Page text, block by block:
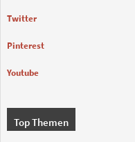
Twitter
Pinterest
Youtube
Top Themen